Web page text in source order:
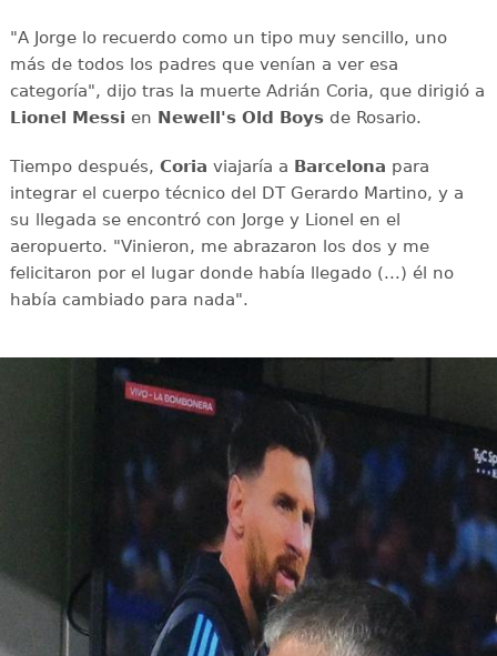
"A Jorge lo recuerdo como un tipo muy sencillo, uno
más de todos los padres que venían a ver esa
categoría", dijo tras la muerte Adrián Coria, que dirigió a
Lionel Messi en Newell's Old Boysde Rosario.
Tiempo después, Coria viajaría a Barcelona para
integrar el cuerpo técnico del DT Gerardo Martino, y a
su llegada se encontró con Jorge y Lionel en el
aeropuerto. "Vinieron, me abrazaron los dos y me
felicitaron por el lugar donde había llegado (...) él no
había cambiado para nada".